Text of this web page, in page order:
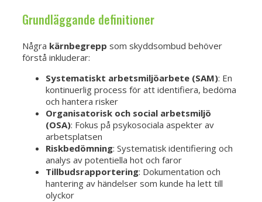
Grundläggande definitioner
Några kärnbegrepp som skyddsombud behöver
förstå inkluderar:
Systematiskt arbetsmiljöarbete (SAM): En
kontinuerlig process för att identifiera, bedöma
och hantera risker
Organisatorisk och social arbetsmiljö
(OSA): Fokus på psykosociala aspekter av
arbetsplatsen
Riskbedömning: Systematisk identifiering och
analys av potentiella hot och faror
Tillbudsrapportering: Dokumentation och
hantering av händelser som kunde ha lett till
olyckor